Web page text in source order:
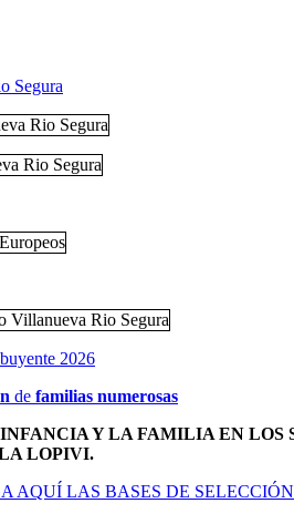
2026
de familias numerosas
Y LA FAMILIA EN LOS
LOPIVI.
AQUÍ LAS BASES DE SELECCIÓN